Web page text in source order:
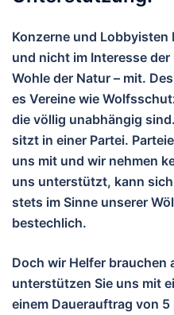
Konzerne und Lobbyisten
und nicht im Interesse
Wohle der Natur – mit.
es Vereine wie
die völlig unabhängig
sitzt in einer Partei.
uns mit und wir nehmen
uns unterstützt, kann
stets im Sinne unserer
bestechlich.
Doch wir Helfer brauchen
unterstützen Sie uns mit
einem Dauerauftrag von